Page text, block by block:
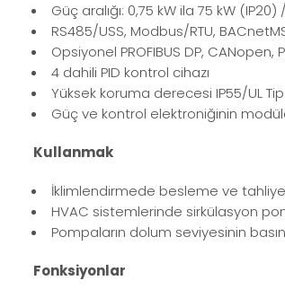
Güç aralığı: 0,75 kW ila 75 kW
RS485/USS, Modbus/RTU,
Opsiyonel PROFIBUS DP, CANopen,
4 dahili PID kontrol cihazı
Yüksek koruma derecesi IP55/UL Tip
Güç ve kontrol elektroniğinin
Kullanmak
İklimlendirmede besleme ve
HVAC sistemlerinde sirkülasyon
Pompaların dolum seviyesinin
Fonksiyonlar